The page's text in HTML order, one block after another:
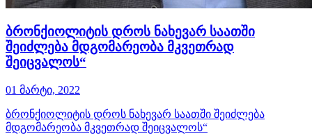
ბრონქიოლიტის დროს ნახევარ საათში
შეიძლება მდგომარეობა მკვეთრად
შეიცვალოს“
01 მარტი, 2022
ბრონქიოლიტის დროს ნახევარ საათში შეიძლება
მდგომარეობა მკვეთრად შეიცვალოს“